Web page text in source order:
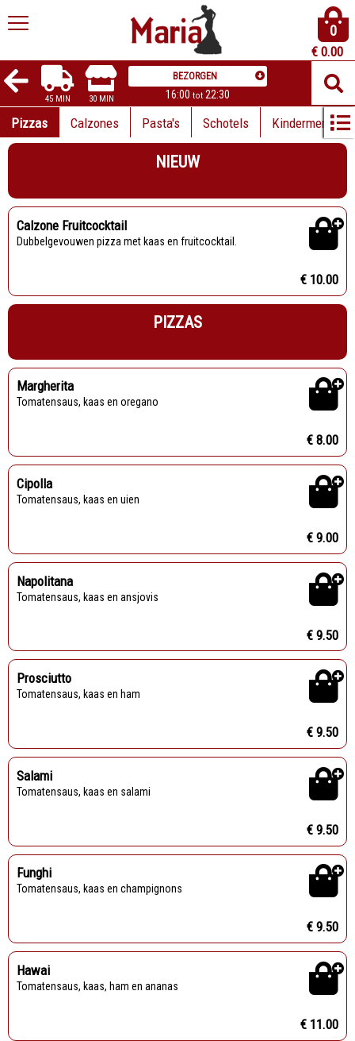
0
€ 0.00
45 MIN 30 MIN
BEZORGEN
16:00 tot 22:30
Pizzas Calzones Pasta's Schotels Kindermenu
NIEUW
Calzone Fruitcocktail
Dubbelgevouwen pizza met kaas en fruitcocktail.
€ 10.00
PIZZAS
Margherita
Tomatensaus, kaas en oregano
€ 8.00
Cipolla
Tomatensaus, kaas en uien
€ 9.00
Napolitana
Tomatensaus, kaas en ansjovis
€ 9.50
Prosciutto
Tomatensaus, kaas en ham
€ 9.50
Salami
Tomatensaus, kaas en salami
€ 9.50
Funghi
Tomatensaus, kaas en champignons
€ 9.50
Hawai
Tomatensaus, kaas, ham en ananas
€ 11.00